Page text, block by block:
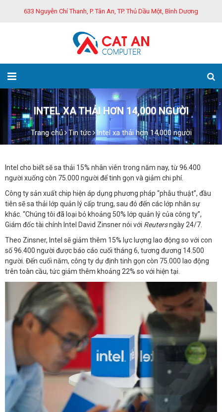
633 Nguyễn Chí Thanh, P. Tân An, TP. Thủ Dầu Một, Bình Dương
INTEL XA THẢI HƠN 14,000 NGƯỜI
Trang chủ Tin tức Intel xa thải hơn 14,000 người
Intel cho biết sẽ sa thải 15% nhân viên trong năm nay, từ 96.400
người xuống còn 75.000 người để tinh gọn và giảm chi phí.
Công ty sản xuất chip hiện áp dụng phương pháp “phẫu thuật”, đầu
tiên sẽ sa thải lớp quản lý cấp trung, sau đó đến các lớp nhân sự
khác. “Chúng tôi đã loại bỏ khoảng 50% lớp quản lý của công ty”,
Giám đốc tài chính Intel David Zinsner nói với Reutersngày 24/7.
Theo Zinsner, Intel sẽ giảm thêm 15% lực lượng lao động so với con
số 96.400 người được báo cáo cuối tháng 6, tương đương 14.500
người. Đến cuối năm, công ty dự định tinh gọn còn 75.000 lao động
trên toàn cầu, tức giảm thêm khoảng 22% so với hiện tại.